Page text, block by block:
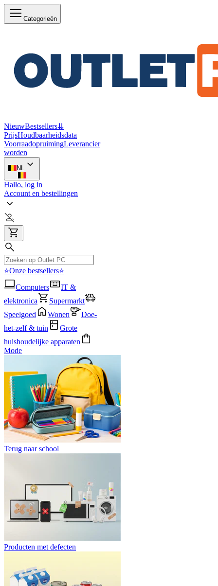
Categorieën
NieuwBestsellers⇊
PrijsHoudbaarheidsdata
VoorraadopruimingLeverancier
worden
NL
Hallo, log in
Account en bestellingen
⭐Onze bestsellers⭐
Computers
IT &
elektronica
Supermarkt
Speelgoed
Wonen
Doe-
het-zelf & tuin
Grote
huishoudelijke apparaten
Mode
Terug naar school
Producten met defecten